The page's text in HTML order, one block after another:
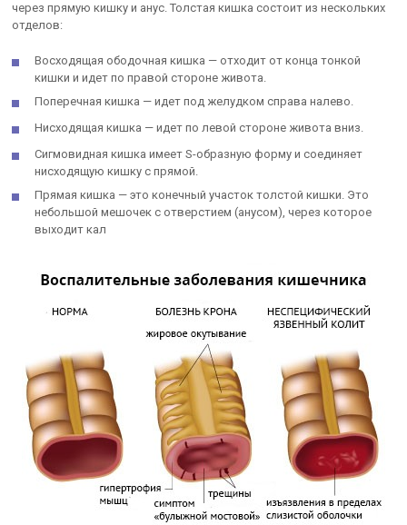
через прямую кишку и анус. Толстая кишка состоит из нескольких
отделов:
Восходящая ободочная кишка — отходит от конца тонкой
кишки и идет по правой стороне живота.
Поперечная кишка — идет под желудком справа налево.
Нисходящая кишка — идет по левой стороне живота вниз.
Сигмовидная кишка имеет S-образную форму и соединяет
нисходящую кишку с прямой.
Прямая кишка — это конечный участок толстой кишки. Это
небольшой мешочек с отверстием (анусом), через которое
выходит кал